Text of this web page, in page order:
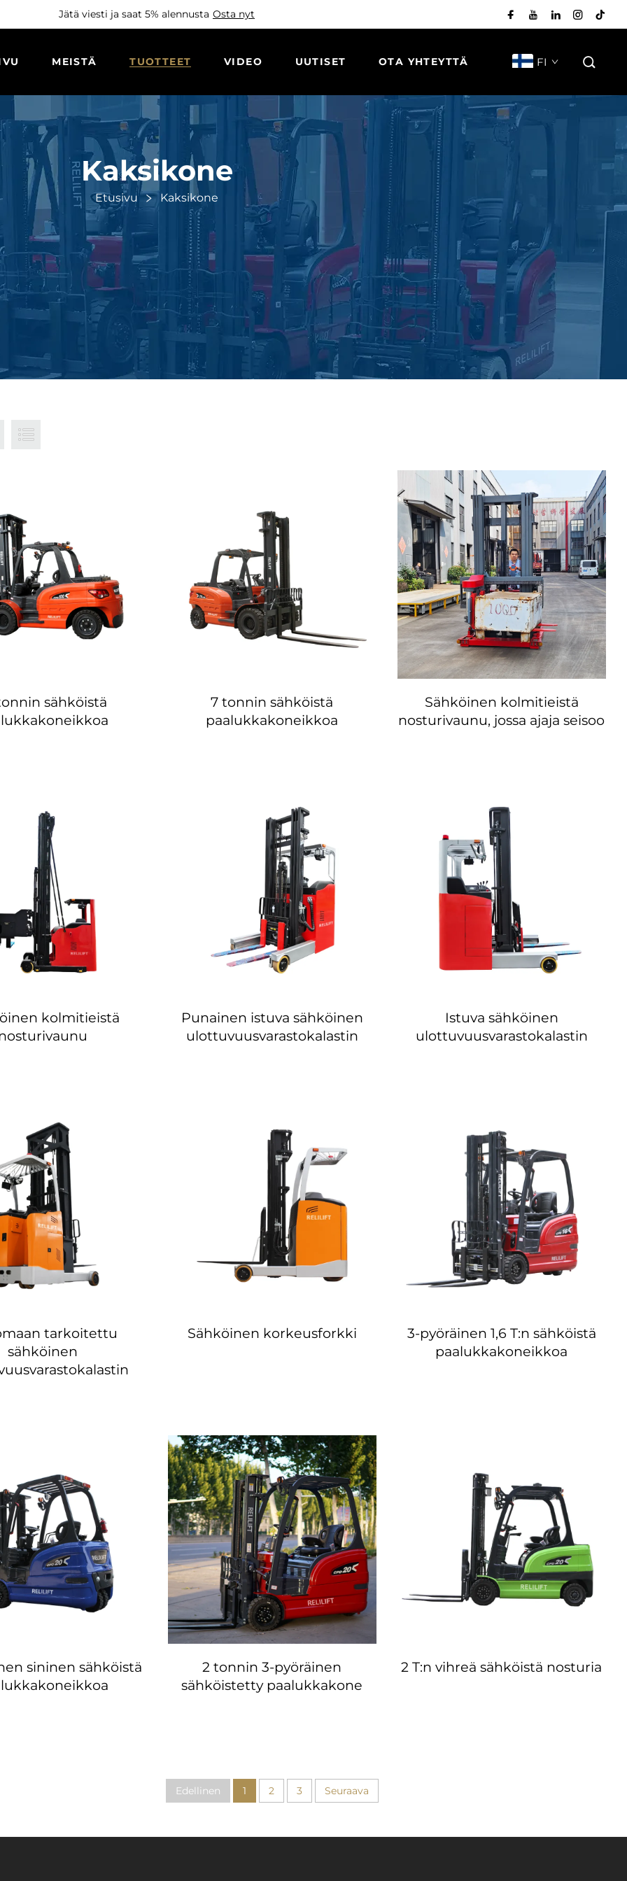
Jätä viesti ja saat 5% alennusta Osta nyt
MEISTÄ TUOTTEET VIDEO UUTISET OTA YHTEYTTÄ FI
Kaksikone
Etusivu Kaksikone
sähköistä
7 tonnin sähköistä
paalukkakoneikkoa
Sähköinen kolmitieistä
nosturivaunu, jossa ajaja seisoo
kolmitieistä
Punainen istuva sähköinen
ulottuvuusvarastokalastin
Istuva sähköinen
ulottuvuusvarastokalastin
tarkoitettu
sähköinen
Sähköinen korkeusforkki
3-pyöräinen 1,6 T:n sähköistä
paalukkakoneikkoa
sininen sähköistä
2 tonnin 3-pyöräinen
sähköistetty paalukkakone
2 T:n vihreä sähköistä nosturia
Edellinen 1 2 3 Seuraava